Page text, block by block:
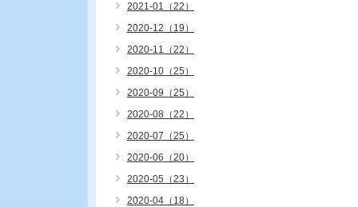
2021-01（22）
2020-12（19）
2020-11（22）
2020-10（25）
2020-09（25）
2020-08（22）
2020-07（25）
2020-06（20）
2020-05（23）
2020-04（18）